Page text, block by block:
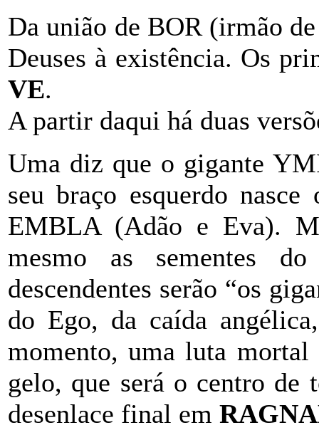
Da união de BOR (irmão
Deuses à existência. Os
VE.
A partir daqui há duas
Uma diz que o gigante
seu braço esquerdo
EMBLA (Adão e Eva).
mesmo as sementes
descendentes serão “os
do Ego, da caída
momento, uma luta mortal
gelo, que será o centro de
desenlace final em